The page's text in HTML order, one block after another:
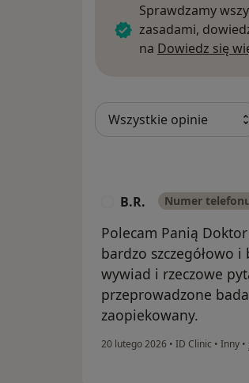
Sprawdzamy
zasadami,
na Dowiedz się
B.R. Numer
Polecam Panią
bardzo szczegółowo
wywiad i rzeczowe
przeprowadzone
zaopiekowany.
20 lutego 2026 • ID Clinic • Inny •